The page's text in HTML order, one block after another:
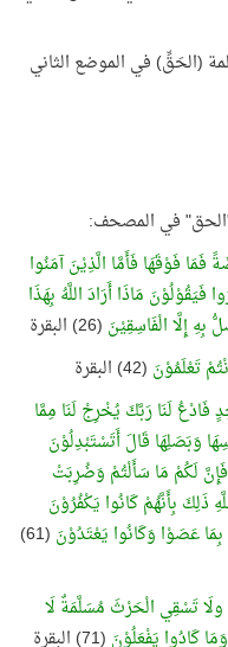
(الحَقِّ) في الموضع الثاني
"الحق" في المصحف:
فَوْقَهَا فَأَمَّا الَّذِيْنَ آمَنُوا
فَيَقُوْلُوْنَ مَاذَا أَرَادَ اللَّهُ بِهَذَا
إِلَّا الْفَاسِقِيْنَ (26) البقرة
تَعْلَمُوْنَ (42) البقرة
لَنَا رَبَّكَ يُخْرِجْ لَنَا مِمَّا
وَبَصَلِهَا قَالَ أَتَسْتَبْدِلُوْنَ
لَكُمْ مَا سَأَلْتُمْ وَضُرِبَتْ
ذَلِكَ بِأَنَّهُمْ كَانُوا يَكْفُرُوْنَ
عَصَوْا وَكَانُوا يَعْتَدُوْنَ
(61)
ولَا تَسْقِي الْحَرْثَ مُسَلَّمَةٌ لَا
كَادُوا يَفْعَلُوْنَ (71) البقرة